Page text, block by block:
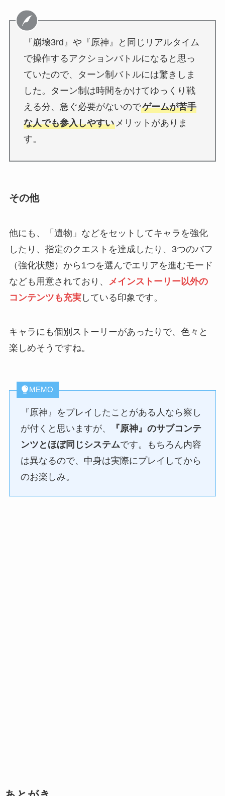
『崩壊3rd』や『原神』と同じリアルタイム
で操作するアクションバトルになると思っ
ていたので、ターン制バトルには驚きしま
した。ターン制は時間をかけてゆっくり戦
える分、急ぐ必要がないのでゲームが苦手
な人でも参入しやすいメリットがありま
す。
その他
他にも、「遺物」などをセットしてキャラを強化
したり、指定のクエストを達成したり、3つのバフ
（強化状態）から1つを選んでエリアを進むモード
なども用意されており、
メインストーリー以外の
コンテンツも充実している印象です。
キャラにも個別ストーリーがあったりで、色々と
楽しめそうですね。
MEMO
『原神』をプレイしたことがある人なら察し
が付くと思いますが、
『原神』のサブコンテ
ンツとほぼ同じシステムです。もちろん内容
は異なるので、中身は実際にプレイしてから
のお楽しみ。